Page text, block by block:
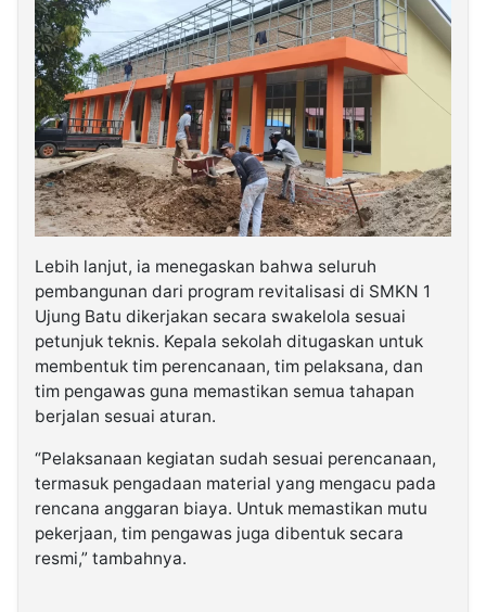
Lebih lanjut, ia menegaskan bahwa seluruh
pembangunan dari program revitalisasi di SMKN 1
Ujung Batu dikerjakan secara swakelola sesuai
petunjuk teknis. Kepala sekolah ditugaskan untuk
membentuk tim perencanaan, tim pelaksana, dan
tim pengawas guna memastikan semua tahapan
berjalan sesuai aturan.
“Pelaksanaan kegiatan sudah sesuai perencanaan,
termasuk pengadaan material yang mengacu pada
rencana anggaran biaya. Untuk memastikan mutu
pekerjaan, tim pengawas juga dibentuk secara
resmi,” tambahnya.